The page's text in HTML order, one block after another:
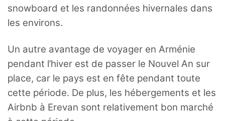
snowboard et les randonnées hivernales dans
les environs.
Un autre avantage de voyager en Arménie
pendant l’hiver est de passer le Nouvel An sur
place, car le pays est en fête pendant toute
cette période. De plus, les hébergements et les
Airbnb à Erevan sont relativement bon marché